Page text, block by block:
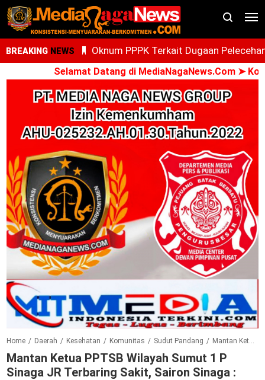
BREAKING NEWS
Oknum PPPK Terkait Dugaan
Anak Magang Di Kantor Kemenhaj
Kini Diperiksa Di Kanwil Kemenhaj
Sumut
Whisnu Legenda Bintang Yang Terus
Cemerlang
Selamat Datang di MediaNagaNews.Com ➤
Home / Daerah / Kesehatan / Komunitas / Sudut Pandang / Mantan Ketua PPTSB Wilayah Sumut 1 P Sinaga JR Terbaring Sakit, Sairon Sinaga : Mohon Doanya Untuk Kesembuhan Beliau
Mantan Ketua PPTSB Wilayah Sumut 1 P
Sinaga JR Terbaring Sakit, Sairon Sinaga :